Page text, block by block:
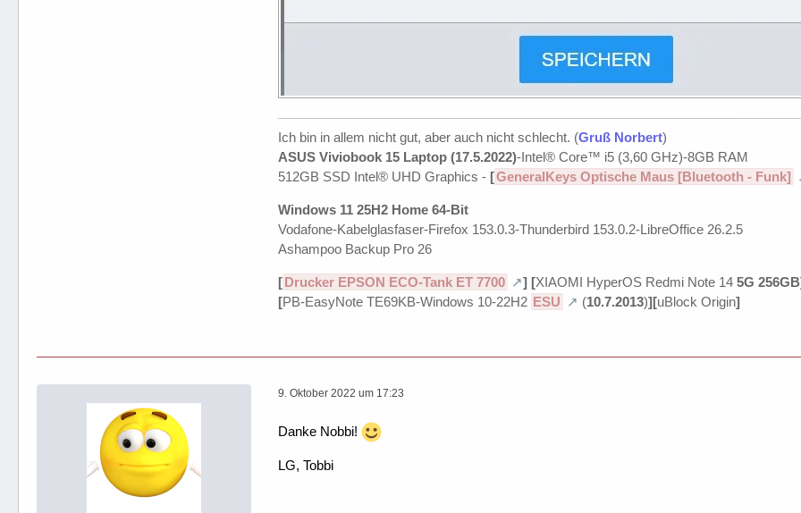
Ich bin in allem nicht gut, aber auch nicht schlecht. (Gruß Norbert)
ASUS Viviobook 15 Laptop (17.5.2022)-Intel® Core™ i5 (3,60 GHz)-8GB RAM
512GB SSD Intel® UHD Graphics - [GeneralKeys Optische Maus [Bluetooth - Funk]
Windows 11 25H2 Home 64-Bit
Vodafone-Kabelglasfaser-Firefox 153.0.3-Thunderbird 153.0.2-LibreOffice 26.2.5
Ashampoo Backup Pro 26
[Drucker EPSON ECO-Tank ET 7700 ] [XIAOMI HyperOS Redmi Note 14 5G
[PB-EasyNote TE69KB-Windows 10-22H2 ESU (10.7.2013)][uBlock Origin]
9. Oktober 2022 um 17:23
Danke Nobbi!
LG, Tobbi